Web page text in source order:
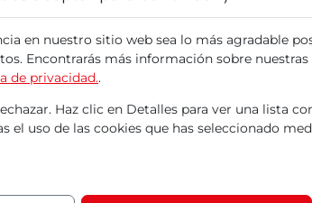
dividendos para 2025, me
para el año en curso. El
algunos aspectos, los
más débiles, tuvieron un
plazo para una mejora en las
en nuestro sitio web sea lo más agradable
Encontrarás más información sobre nuestras
de privacidad..
Haz clic en Detalles para ver una lista
el uso de las cookies que has seleccionado